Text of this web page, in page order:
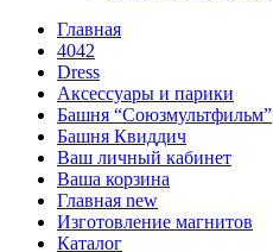
Главная
4042
Dress
Аксессуары и парики
Башня “Союзмультфильм”
Башня Квиддич
Ваш личный кабинет
Ваша корзина
Главная new
Изготовление магнитов
Каталог